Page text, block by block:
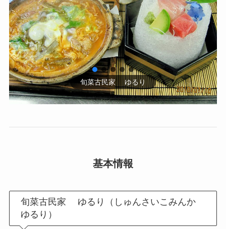
旬菜古民家 ゆるり
基本情報
旬菜古民家 ゆるり（しゅんさいこみんか
ゆるり）